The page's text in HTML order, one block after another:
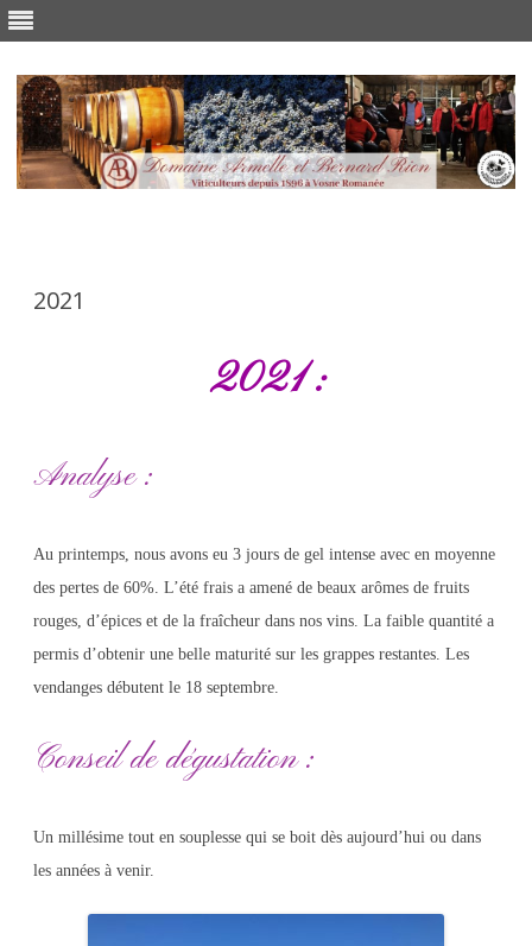
2021
2021 :
Analyse :
Au printemps, nous avons eu 3 jours de gel intense avec en moyenne
des pertes de 60%. L’été frais a amené de beaux arômes de fruits
rouges, d’épices et de la fraîcheur dans nos vins. La faible quantité a
permis d’obtenir une belle maturité sur les grappes restantes. Les
vendanges débutent le 18 septembre.
Conseil de dégustation :
Un millésime tout en souplesse qui se boit dès aujourd’hui ou dans
les années à venir.